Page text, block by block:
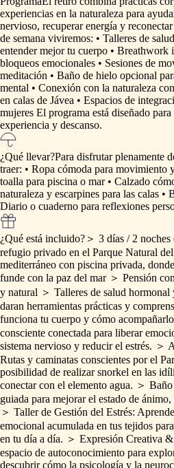
experiencias en la naturaleza para
nervioso, recuperar energía y reconectar
de semana viviremos: • Talleres de salud
entender mejor tu cuerpo • Breathwork
bloqueos emocionales • Sesiones de
meditación • Baño de hielo opcional
mental • Conexión con la naturaleza con
en calas de Jávea • Espacios de
mujeres El programa está diseñado para
experiencia y descanso.
¿Qué llevar?Para disfrutar plenamente
traer: • Ropa cómoda para movimiento
toalla para piscina o mar • Calzado
naturaleza y escarpines para las calas •
Diario o cuaderno para reflexiones
¿Qué está incluido? ＞ 3 días ​/​ 2 noches
refugio privado en el Parque Natural del
mediterráneo con piscina privada, donde
funde con la paz del mar ＞ Pensión
y natural ＞ Talleres de salud hormonal
daran herramientas prácticas y
funciona tu cuerpo y cómo
consciente conectada para liberar
sistema nervioso y reducir el estrés. ＞
Rutas y caminatas conscientes por el
posibilidad de realizar snorkel en las
conectar con el elemento agua. ＞ Baño
guiada para mejorar el estado de ánimo,
＞ Taller de Gestión del Estrés: Aprende
emocional acumulada en tus tejidos para
en tu día a día. ＞ Expresión Creativa &
espacio de autoconocimiento para
descubrir cómo la psicología y la